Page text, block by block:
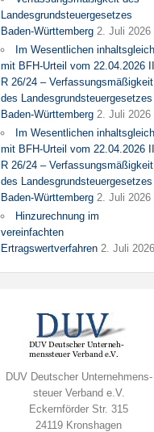
Landesgrundsteuergesetzes
Baden-Württemberg 2. Juli 2026
Im Wesentlichen inhaltsgleich
mit BFH-Urteil vom 22.04.2026 II
R 26/24 – Verfassungsmäßigkeit
des Landesgrundsteuergesetzes
Baden-Württemberg 2. Juli 2026
Im Wesentlichen inhaltsgleich
mit BFH-Urteil vom 22.04.2026 II
R 26/24 – Verfassungsmäßigkeit
des Landesgrundsteuergesetzes
Baden-Württemberg 2. Juli 2026
Hinzurechnung im
vereinfachten
Ertragswertverfahren 2. Juli 2026
DUV Deutscher Unternehmens-
steuer Verband e.V.
Eckernförder Str. 315
24119 Kronshagen